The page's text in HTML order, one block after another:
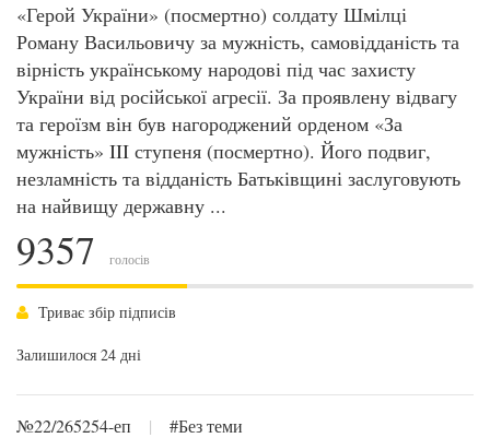
«Герой України» (посмертно) солдату Шмілці
Роману Васильовичу за мужність, самовідданість та
вірність українському народові під час захисту
України від російської агресії. За проявлену відвагу
та героїзм він був нагороджений орденом «За
мужність» III ступеня (посмертно). Його подвиг,
незламність та відданість Батьківщині заслуговують
на найвищу державну ...
9357 голосів
Триває збір підписів
Залишилося 24 дні
№22/265254-еп | #Без теми